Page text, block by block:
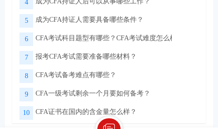
4
5 成为CFA持证人需要具备哪些条件？
6 CFA考试科目题型有哪些？CFA考试难度怎么样？
7 报考CFA考试需要准备哪些材料？
8 CFA考试备考难点有哪些？
9 CFA一级考试剩余一个月要如何备考？
10 CFA证书在国内的含金量怎么样？